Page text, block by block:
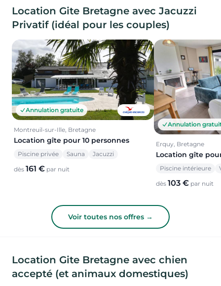
Location Gite Bretagne avec Jacuzzi
Privatif (idéal pour les couples)
Annulation gratuite
Montreuil-sur-Ille, Bretagne
Location gîte pour 10 personnes
Piscine privée Sauna Jacuzzi
dès 161 € par nuit
Annulation
Erquy, Bretagne
Location gîte
Piscine intérieure
dès 103 € par nuit
Voir toutes nos offres →
Location Gite Bretagne avec chien
accepté (et animaux domestiques)